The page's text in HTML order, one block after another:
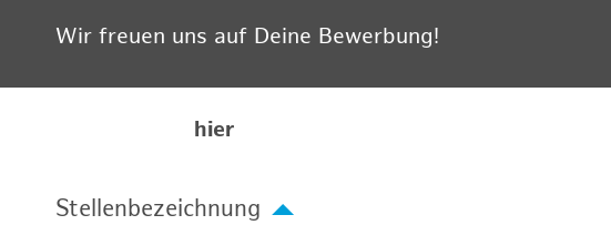
Wir freuen uns auf Deine Bewerbung!
hier
Stellenbezeichnung